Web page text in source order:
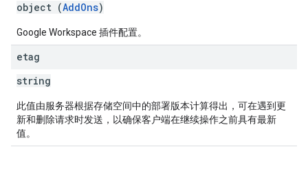
object (AddOns)
Google Workspace 插件配置。
etag
string
此值由服务器根据存储空间中的部署版本计算得出，可在遇到更
新和删除请求时发送，以确保客户端在继续操作之前具有最新
值。